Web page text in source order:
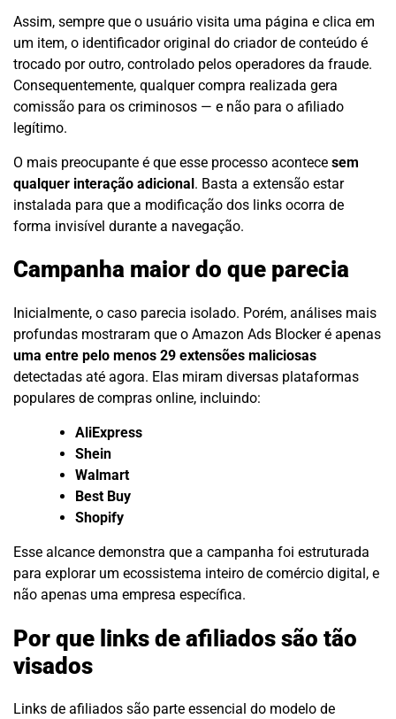
Assim, sempre que o usuário visita uma página e clica em
um item, o identificador original do criador de conteúdo é
trocado por outro, controlado pelos operadores da fraude.
Consequentemente, qualquer compra realizada gera
comissão para os criminosos — e não para o afiliado
legítimo.
O mais preocupante é que esse processo acontece sem
qualquer interação adicional. Basta a extensão estar
instalada para que a modificação dos links ocorra de
forma invisível durante a navegação.
Campanha maior do que parecia
Inicialmente, o caso parecia isolado. Porém, análises mais
profundas mostraram que o Amazon Ads Blocker é apenas
uma entre pelo menos 29 extensões maliciosas
detectadas até agora. Elas miram diversas plataformas
populares de compras online, incluindo:
AliExpress
Shein
Walmart
Best Buy
Shopify
Esse alcance demonstra que a campanha foi estruturada
para explorar um ecossistema inteiro de comércio digital, e
não apenas uma empresa específica.
Por que links de afiliados são tão
visados
Links de afiliados são parte essencial do modelo de